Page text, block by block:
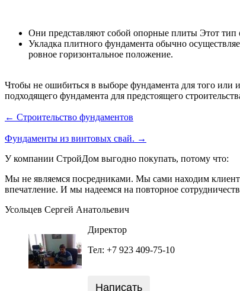
Они представляют собой опорные плиты Этот тип
Укладка плитного фундамента обычно
ровное горизонтальное положение.
Чтобы не ошибиться в выборе фундамента для того или
подходящего фундамента для предстоящего
← Строительство фундаментов
Фундаменты из винтовых свай. →
У компании СтройДом выгодно покупать, потому что:
Мы не являемся посредниками. Мы сами находим
впечатление. И мы надеемся на повторное
Усольцев Сергей Анатольевич
Директор
Тел: +7 923 409-75-10
Написать